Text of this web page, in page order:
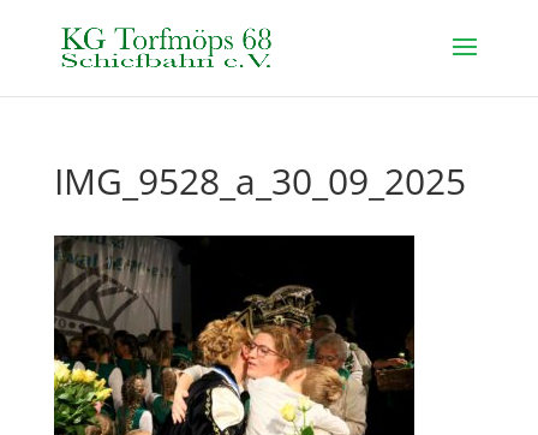
IMG_9528_a_30_09_2025